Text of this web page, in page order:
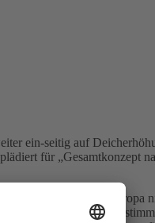
ein-seitig auf
für „Gesamtkonzept
Deutschland und Europa
untereinander